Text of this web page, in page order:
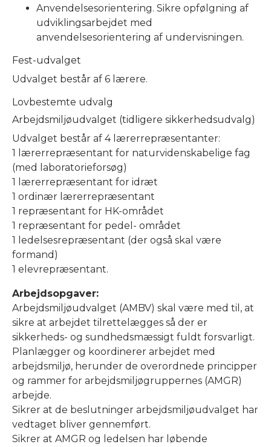
Anvendelsesorientering. Sikre opfølgning af
udviklingsarbejdet med
anvendelsesorientering af undervisningen.
Fest-udvalget
Udvalget består af 6 lærere.
Lovbestemte udvalg
Arbejdsmiljøudvalget (tidligere sikkerhedsudvalg)
Udvalget består af 4 lærerrepræsentanter:
1 lærerrepræsentant for naturvidenskabelige fag
(med laboratorieforsøg)
1 lærerrepræsentant for idræt
1 ordinær lærerrepræsentant
1 repræsentant for HK-området
1 repræsentant for pedel- området
1 ledelsesrepræsentant (der også skal være
formand)
1 elevrepræsentant.
Arbejdsopgaver:
Arbejdsmiljøudvalget (AMBV) skal være med til, at
sikre at arbejdet tilrettelægges så der er
sikkerheds- og sundhedsmæssigt fuldt forsvarligt.
Planlægger og koordinerer arbejdet med
arbejdsmiljø, herunder de overordnede principper
og rammer for arbejdsmiljøgruppernes (AMGR)
arbejde.
Sikrer at de beslutninger arbejdsmiljøudvalget har
vedtaget bliver gennemført.
Sikrer at AMGR og ledelsen har løbende